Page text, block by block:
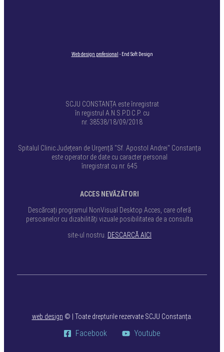
Web design profesional - End Soft Design
SCJU CONSTANȚA este înregistrat
în registrul A.N.S.P.D.C.P. cu
nr. 38538/18/09/2018
Spitalul Clinic Județean de Urgență "Sf. Apostol Andrei" Constanța
este operator de date cu caracter personal
înregistrat cu nr. 645
ACCES NEVĂZĂTORI
Descărcați programul NonVisual Desktop Acces, care oferă
persoanelor cu dizabilități vizuale posibilitatea de a consulta
site-ul nostru. DESCARCĂ AICI
web design © | Toate drepturile rezervate SCJU Constanța.
Facebook Youtube